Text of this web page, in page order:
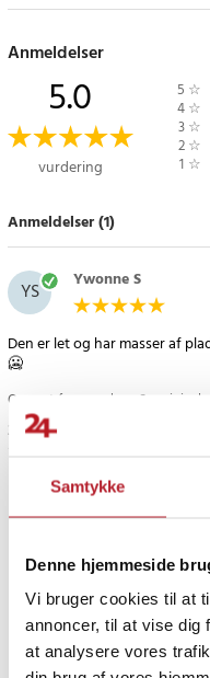
Samtykke
Denne hjemmeside
Vi bruger cookies til at
annoncer, til at vise dig
at analysere vores
velafprøvet valg til enhver
Specifikationer
- Mål: 32 x 40 x 40,5 cm
- Volumen: 30 liter
- Vægt: 0,5 kg
- Farve: Hvid med blå prikker
- Oprindelsesland: Finland
Article number:122633
Anmeldelser
5.0
vurdering
5 ☆
4 ☆
3 ☆
2 ☆
1 ☆
Anmeldelser (1)
YS Ywonne S
Den er let og har masser af
🥶
Oversat fra svensk
Se original
3 måneder siden